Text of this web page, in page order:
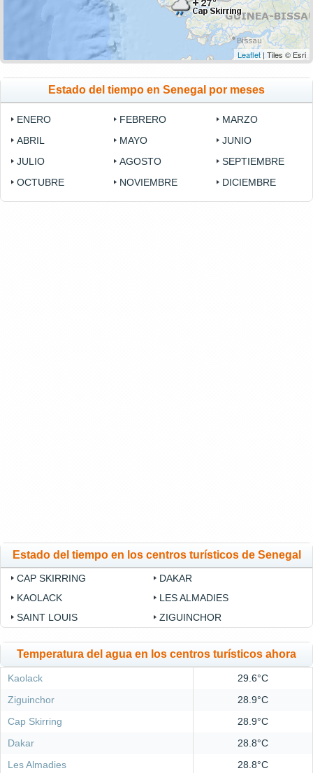
Leaflet | Tiles © Esri
Estado del tiempo en Senegal por meses
ENERO FEBRERO
MARZO
ABRIL
MAYO
JUNIO
JULIO
AGOSTO
SEPTIEMBRE
OCTUBRE
NOVIEMBRE DICIEMBRE
Estado del tiempo en los centros turísticos de Senegal
CAP SKIRRING
DAKAR
KAOLACK
LES ALMADIES
SAINT LOUIS
ZIGUINCHOR
Temperatura del agua en los centros turísticos ahora
Kaolack
29.6°C
Ziguinchor
28.9°C
Cap Skirring
28.9°C
Dakar
28.8°C
Les Almadies
28.8°C